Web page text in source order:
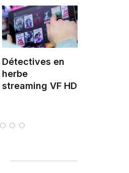
Détectives en
herbe
streaming VF HD